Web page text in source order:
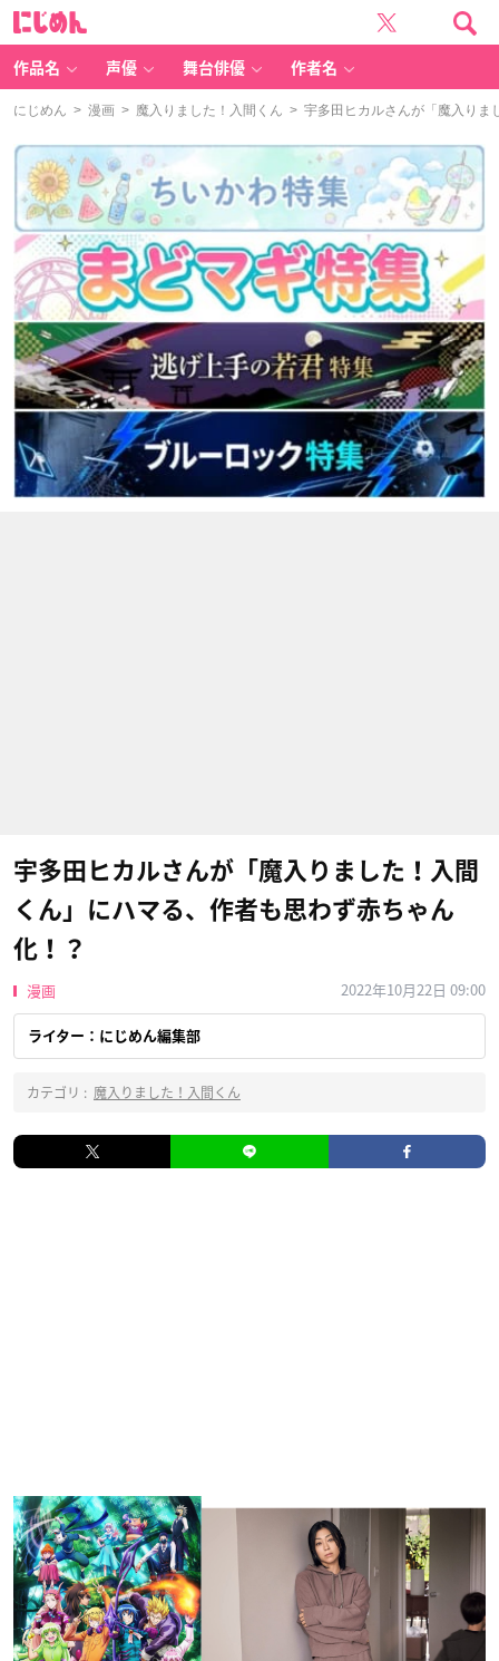
作品名 声優 舞台俳優 作者名
にじめん > 漫画 > 魔入りました！入間くん > 宇多田ヒカルさんが「魔入りま
宇多田ヒカルさんが「魔入りました！入間
くん」にハマる、作者も思わず赤ちゃん
化！？
漫画 2022年10月22日 09:00
ライター：にじめん編集部
カテゴリ : 魔入りました！入間くん